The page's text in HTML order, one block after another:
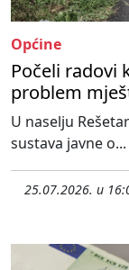
Općine
Počeli radovi
problem
U naselju
sustava javne o...
25.07.2026. u